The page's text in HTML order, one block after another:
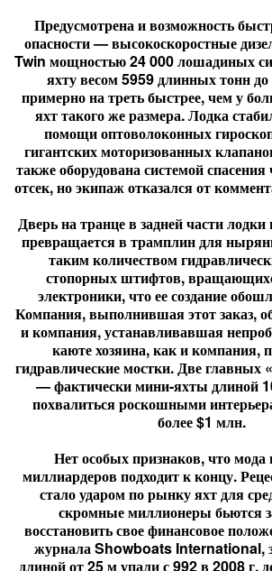
Предусмотрена и возможность
опасности — высокоскоростные
Twin мощностью 24 000 лошадиных
яхту весом 5959 длинных тонн до
примерно на треть быстрее, чем у
яхт такого же размера. Лодка
помощи оптоволоконных
гигантских моторизованных
также оборудована системой
отсек, но экипаж отказался от
Дверь на транце в задней части
превращается в трамплин для
таким количеством
стопорных штифтов,
электроники, что ее создание
Компания, выполнившая этот заказ,
и компания, устанавливавшая
каюте хозяина, как и компания,
гидравлические мостки. Две
— фактически мини-яхты длиной
похвалиться роскошными
более $1 млн.
Нет особых признаков, что
миллиардеров подходит к концу.
стало ударом по рынку яхт для
скромные миллионеры бьются
восстановить свое финансовое
журнала Showboats International,
длиной от 25 м упали с 992 в 2008 г.